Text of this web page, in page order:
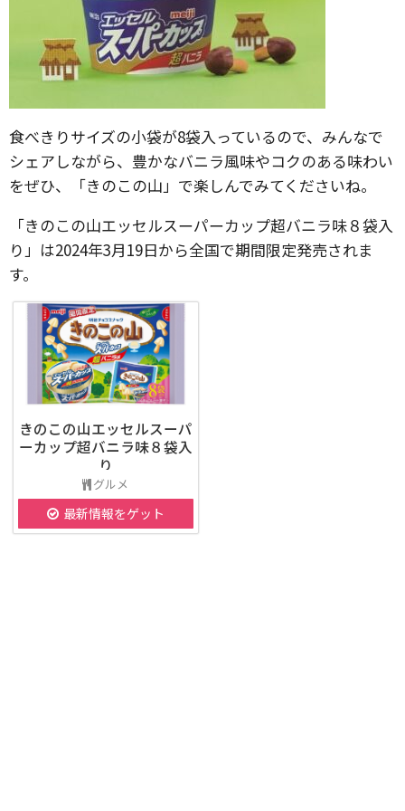
食べきりサイズの小袋が8袋入っているので、みんなで
シェアしながら、豊かなバニラ風味やコクのある味わい
をぜひ、「きのこの山」で楽しんでみてくださいね。
「きのこの山エッセルスーパーカップ超バニラ味８袋入
り」は2024年3月19日から全国で期間限定発売されま
す。
きのこの山エッセルスーパ
ーカップ超バニラ味８袋入
り
グルメ
最新情報をゲット